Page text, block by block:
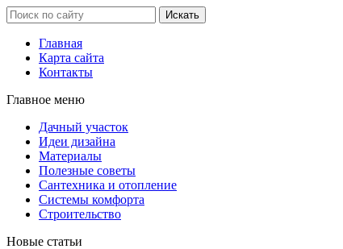
Главная
Карта сайта
Контакты
Главное меню
Дачный участок
Идеи дизайна
Материалы
Полезные советы
Сантехника и отопление
Системы комфорта
Строительство
Новые статьи